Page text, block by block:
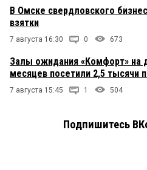
В Омске свердловского
взятки
7 августа 16:30 0 673
Залы ожидания «Комфорт» на
месяцев посетили 2,5 тысячи
7 августа 15:45 1 504
Подпишитесь